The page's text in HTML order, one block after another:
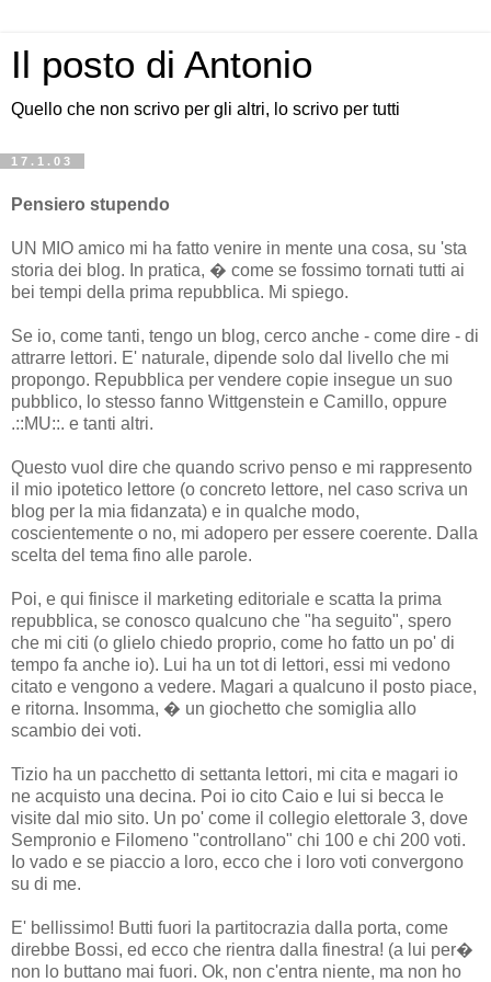
Il posto di Antonio
Quello che non scrivo per gli altri, lo scrivo per tutti
17.1.03
Pensiero stupendo
UN MIO amico mi ha fatto venire in mente una cosa, su 'sta
storia dei blog. In pratica, � come se fossimo tornati tutti ai
bei tempi della prima repubblica. Mi spiego.
Se io, come tanti, tengo un blog, cerco anche - come dire - di
attrarre lettori. E' naturale, dipende solo dal livello che mi
propongo. Repubblica per vendere copie insegue un suo
pubblico, lo stesso fanno Wittgenstein e Camillo, oppure
.::MU::. e tanti altri.
Questo vuol dire che quando scrivo penso e mi rappresento
il mio ipotetico lettore (o concreto lettore, nel caso scriva un
blog per la mia fidanzata) e in qualche modo,
coscientemente o no, mi adopero per essere coerente. Dalla
scelta del tema fino alle parole.
Poi, e qui finisce il marketing editoriale e scatta la prima
repubblica, se conosco qualcuno che "ha seguito", spero
che mi citi (o glielo chiedo proprio, come ho fatto un po' di
tempo fa anche io). Lui ha un tot di lettori, essi mi vedono
citato e vengono a vedere. Magari a qualcuno il posto piace,
e ritorna. Insomma, � un giochetto che somiglia allo
scambio dei voti.
Tizio ha un pacchetto di settanta lettori, mi cita e magari io
ne acquisto una decina. Poi io cito Caio e lui si becca le
visite dal mio sito. Un po' come il collegio elettorale 3, dove
Sempronio e Filomeno "controllano" chi 100 e chi 200 voti.
Io vado e se piaccio a loro, ecco che i loro voti convergono
su di me.
E' bellissimo! Butti fuori la partitocrazia dalla porta, come
direbbe Bossi, ed ecco che rientra dalla finestra! (a lui per�
non lo buttano mai fuori. Ok, non c'entra niente, ma non ho